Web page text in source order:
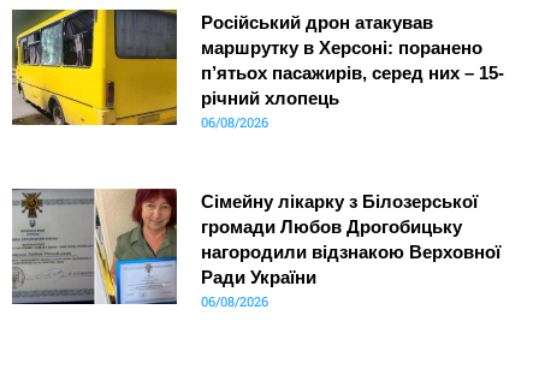
Російський дрон атакував
маршрутку в Херсоні: поранено
п’ятьох пасажирів, серед них – 15-
річний хлопець
06/08/2026
Сімейну лікарку з Білозерської
громади Любов Дрогобицьку
нагородили відзнакою Верховної
Ради України
06/08/2026